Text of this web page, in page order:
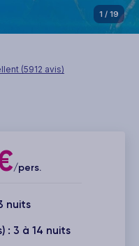
1 / 19
(5912 avis)
/pers.
nuits
: 3 à 14 nuits